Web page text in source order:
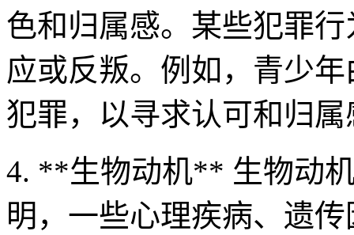
色和归属感。某些犯罪
应或反叛。例如，青少
犯罪，以寻求认可和归属
4. **生物动机** 生物动
明，一些心理疾病、遗